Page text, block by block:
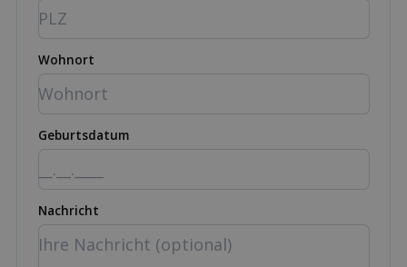
Wohnort
Geburtsdatum
Nachricht